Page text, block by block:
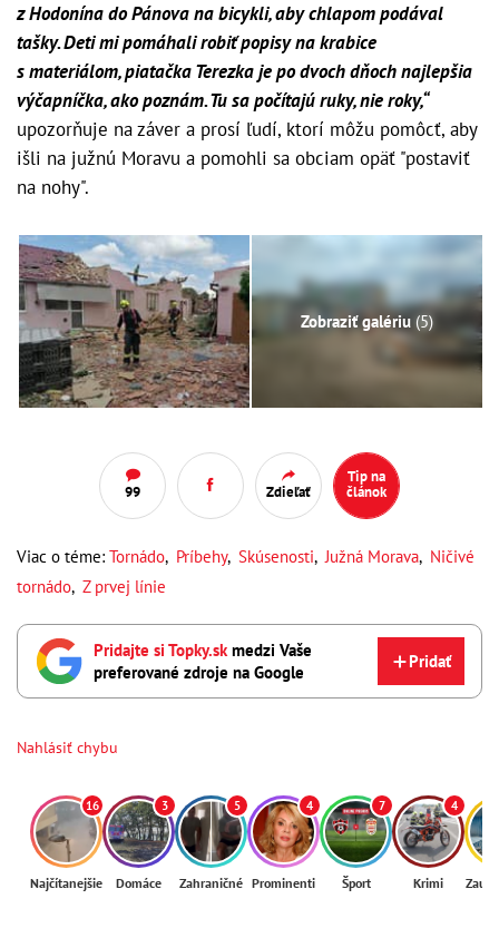
z Hodonína do Pánova na bicykli, aby chlapom podával
tašky. Deti mi pomáhali robiť popisy na krabice
s materiálom, piatačka Terezka je po dvoch dňoch najlepšia
výčapníčka, ako poznám. Tu sa počítajú ruky, nie roky,“
upozorňuje na záver a prosí ľudí, ktorí môžu pomôcť, aby
išli na južnú Moravu a pomohli sa obciam opäť "postaviť
na nohy".
Zobraziť galériu (5)
99 Zdieľať
Tip na
článok
Viac o téme: Tornádo, Príbehy, Skúsenosti,Južná Morava, Ničivé
tornádo, Z prvej línie
Pridajte si Topky.skmedzi Vaše
preferované zdroje na Google
Pridať
Nahlásiť chybu
16
Najčítanejšie
3
Domáce
5
Zahraničné
4
Prominenti
7
Šport
4
Krimi